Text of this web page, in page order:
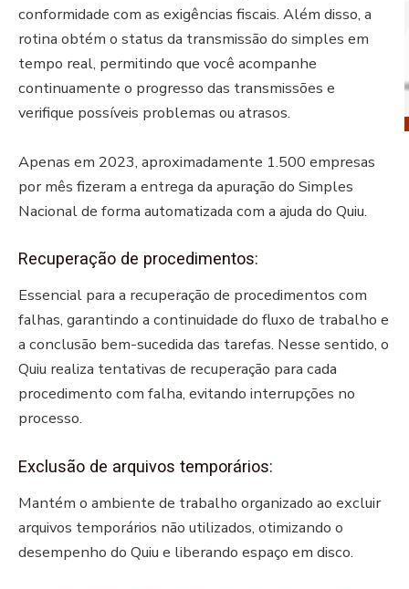
conformidade com as exigências fiscais. Além disso, a
rotina obtém o status da transmissão do simples em
tempo real, permitindo que você acompanhe
continuamente o progresso das transmissões e
verifique possíveis problemas ou atrasos.
Apenas em 2023, aproximadamente 1.500 empresas
por mês fizeram a entrega da apuração do Simples
Nacional de forma automatizada com a ajuda do Quiu.
Recuperação de procedimentos:
Essencial para a recuperação de procedimentos com
falhas, garantindo a continuidade do fluxo de trabalho e
a conclusão bem-sucedida das tarefas. Nesse sentido, o
Quiu realiza tentativas de recuperação para cada
procedimento com falha, evitando interrupções no
processo.
Exclusão de arquivos temporários:
Mantém o ambiente de trabalho organizado ao excluir
arquivos temporários não utilizados, otimizando o
desempenho do Quiu e liberando espaço em disco.